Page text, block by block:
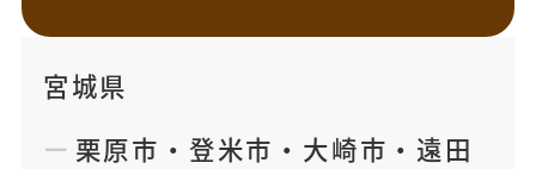
宮城県
栗原市 ・ 登米市 ・ 大崎市 ・ 遠田